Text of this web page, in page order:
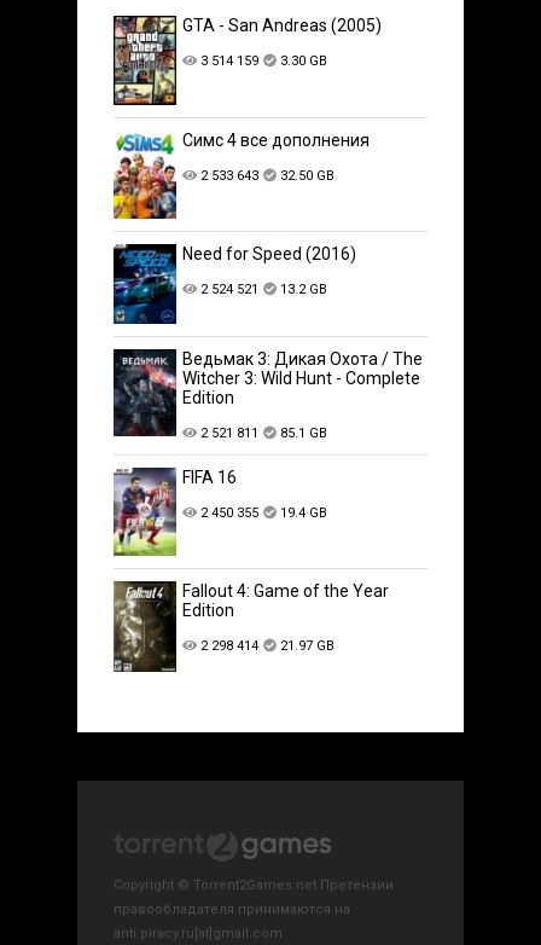
GTA - San Andreas (2005)
3 514 159 3.30 GB
Симс 4 все дополнения
2 533 643 32.50 GB
Need for Speed (2016)
2 524 521 13.2 GB
Ведьмак 3: Дикая Охота / The
Witcher 3: Wild Hunt - Complete
Edition
2 521 811 85.1 GB
FIFA 16
2 450 355 19.4 GB
Fallout 4: Game of the Year
Edition
2 298 414 21.97 GB
Copyright © Torrent2Games.net Претензии
правообладателя принимаются на
anti.piracy.ru[at]gmail.com